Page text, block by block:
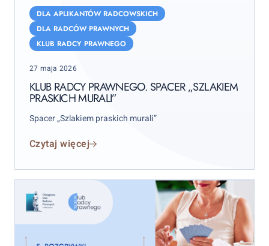
Radcy
Prawnego.
Spacer
„Szlakiem
praskich
murali”
DLA APLIKANTÓW RADCOWSKICH
DLA RADCÓW PRAWNYCH
KLUB RADCY PRAWNEGO
Posted
27 maja 2026
KLUB RADCY PRAWNEGO. SPACER „SZLAKIEM
PRASKICH MURALI”
Spacer „Szlakiem praskich murali”
Czytaj więcej